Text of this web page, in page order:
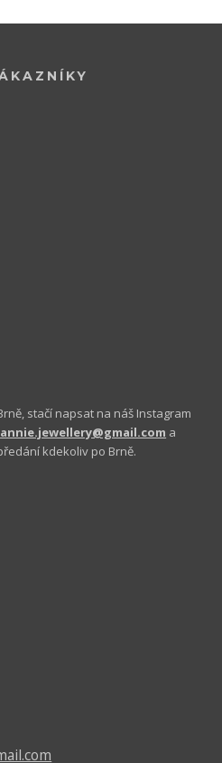
stačí napsat na náš Instagram
a
kdekoliv po Brně.